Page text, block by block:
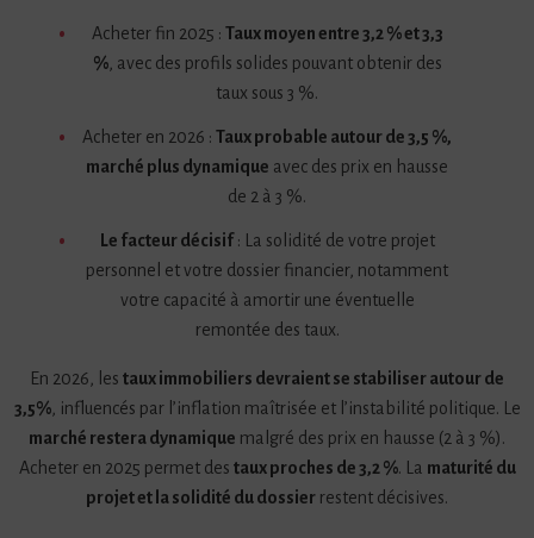
Acheter fin 2025 : Taux moyen entre 3,2 % et 3,3
%, avec des profils solides pouvant obtenir des
taux sous 3 %.
Acheter en 2026 : Taux probable autour de 3,5 %,
marché plus dynamique avec des prix en hausse
de 2 à 3 %.
Le facteur décisif: La solidité de votre projet
personnel et votre dossier financier, notamment
votre capacité à amortir une éventuelle
remontée des taux.
En 2026, les taux immobiliers devraient se stabiliser autour de
3,5%, influencés par l’inflation maîtrisée et l’instabilité politique. Le
marché restera dynamique malgré des prix en hausse (2 à 3 %).
Acheter en 2025 permet des taux proches de 3,2 %. La maturité du
projet et la solidité du dossier restent décisives.